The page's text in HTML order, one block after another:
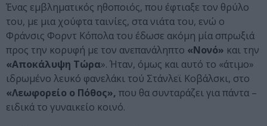
Ένας εμβληματικός ηθοποιός, που έφτιαξε τον θρύλο
του, με μια χούφτα ταινίες, στα νιάτα του, ενώ ο
Φράνσις Φορντ Κόπολα του έδωσε ακόμη μία σπρωξιά
προς την κορυφή με τον ανεπανάληπτο «Νονό» και την
«Αποκάλυψη Τώρα». Ήταν, όμως και αυτό το «άτιμο»
ιδρωμένο λευκό φανελάκι τού Στάνλεϊ Κοβάλσκι, στο
«Λεωφορείο ο Πόθος», που θα συνταράζει για πάντα –
ειδικά το γυναικείο κοινό.